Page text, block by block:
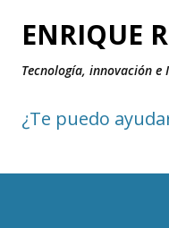
Ir al
ENRIQUE
Tecnología, innovación e
¿Te puedo